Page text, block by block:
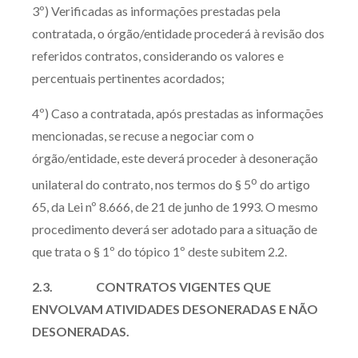
3º) Verificadas as informações prestadas pela
contratada, o órgão/entidade procederá à revisão dos
referidos contratos, considerando os valores e
percentuais pertinentes acordados;
4º) Caso a contratada, após prestadas as informações
mencionadas, se recuse a negociar com o
órgão/entidade, este deverá proceder à desoneração
unilateral do contrato, nos termos do § 5o do artigo
65, da Lei nº 8.666, de 21 de junho de 1993. O mesmo
procedimento deverá ser adotado para a situação de
que trata o § 1º do tópico 1º deste subitem 2.2.
2.3. CONTRATOS VIGENTES QUE
ENVOLVAM ATIVIDADES DESONERADAS E NÃO
DESONERADAS.